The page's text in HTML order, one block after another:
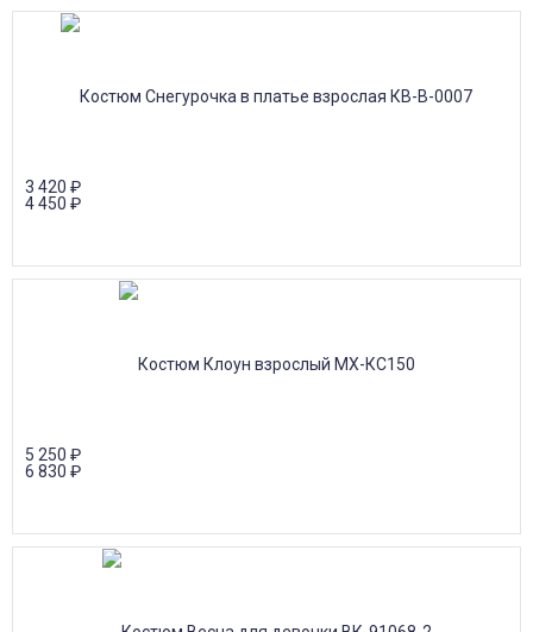
3 420 ₽
4 450 ₽
5 250 ₽
6 830 ₽